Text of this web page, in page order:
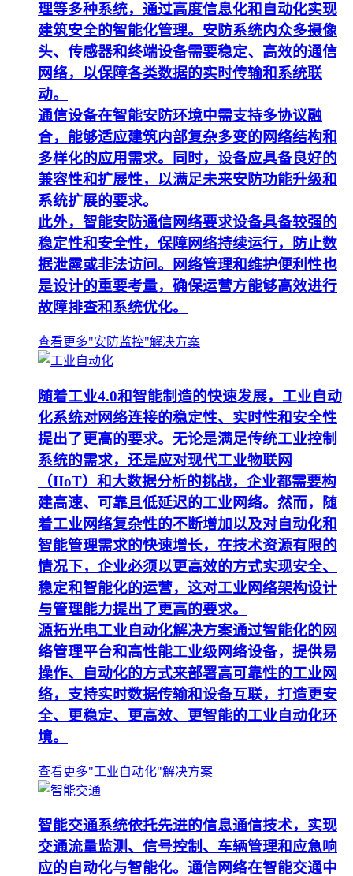
理等多种系统，通过高度信息化和自动化实现
建筑安全的智能化管理。安防系统内众多摄像
头、传感器和终端设备需要稳定、高效的通信
网络，以保障各类数据的实时传输和系统联
动。
通信设备在智能安防环境中需支持多协议融
合，能够适应建筑内部复杂多变的网络结构和
多样化的应用需求。同时，设备应具备良好的
兼容性和扩展性，以满足未来安防功能升级和
系统扩展的要求。
此外，智能安防通信网络要求设备具备较强的
稳定性和安全性，保障网络持续运行，防止数
据泄露或非法访问。网络管理和维护便利性也
是设计的重要考量，确保运营方能够高效进行
故障排查和系统优化。
查看更多"安防监控"解决方案
随着工业4.0和智能制造的快速发展，工业自动
化系统对网络连接的稳定性、实时性和安全性
提出了更高的要求。无论是满足传统工业控制
系统的需求，还是应对现代工业物联网
（IIoT）和大数据分析的挑战，企业都需要构
建高速、可靠且低延迟的工业网络。然而，随
着工业网络复杂性的不断增加以及对自动化和
智能管理需求的快速增长，在技术资源有限的
情况下，企业必须以更高效的方式实现安全、
稳定和智能化的运营，这对工业网络架构设计
与管理能力提出了更高的要求。
源拓光电工业自动化解决方案通过智能化的网
络管理平台和高性能工业级网络设备，提供易
操作、自动化的方式来部署高可靠性的工业网
络，支持实时数据传输和设备互联，打造更安
全、更稳定、更高效、更智能的工业自动化环
境。
查看更多"工业自动化"解决方案
智能交通系统依托先进的信息通信技术，实现
交通流量监测、信号控制、车辆管理和应急响
应的自动化与智能化。通信网络在智能交通中